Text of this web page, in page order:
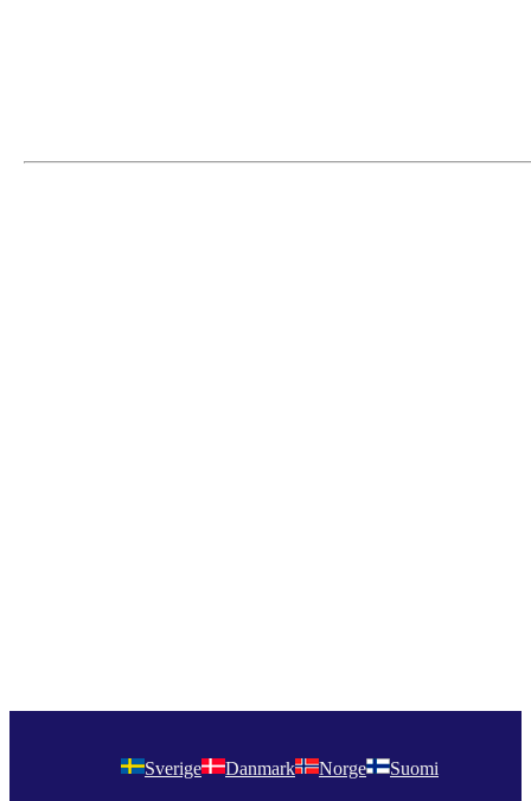
Sverige Danmark Norge Suomi